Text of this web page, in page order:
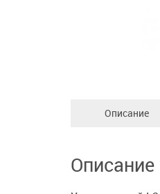
Описание
Описание